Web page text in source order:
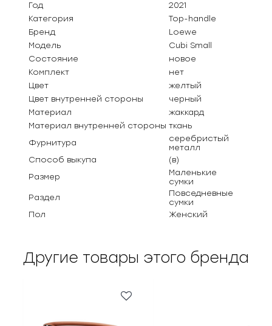
Год
2021
Категория
Top-handle
Бренд
Loewe
Модель
Cubi Small
Состояние
новое
Комплект
нет
Цвет
желтый
Цвет внутренней стороны
черный
Материал
жаккард
Материал внутренней стороны ткань
Фурнитура
серебристый
металл
Способ выкупа
(в)
Размер
Маленькие
сумки
Раздел
Повседневные
сумки
Пол
Женский
Другие товары этого бренда